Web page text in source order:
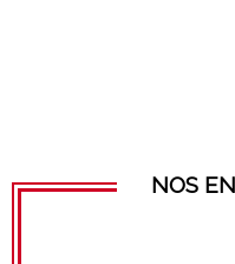
NOS